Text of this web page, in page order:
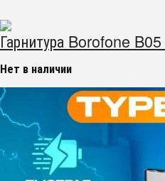
Гарнитура Borofone
Нет в наличии